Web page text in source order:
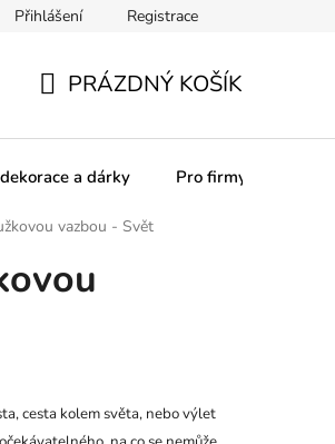
Obchodní podmínky
Přihlášení Registrace
KOŠÍK
PRÁZDNÝ KOŠÍK
a dárky Pro firmy
vazbou - Svět
cesta kolem světa, nebo výlet